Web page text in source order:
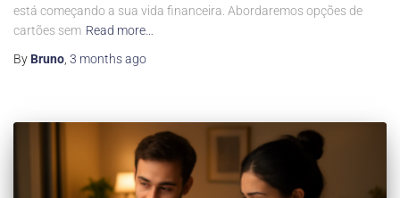
está começando a sua vida financeira. Abordaremos opções de
cartões sem Read more…
By Bruno, 3 monthsago